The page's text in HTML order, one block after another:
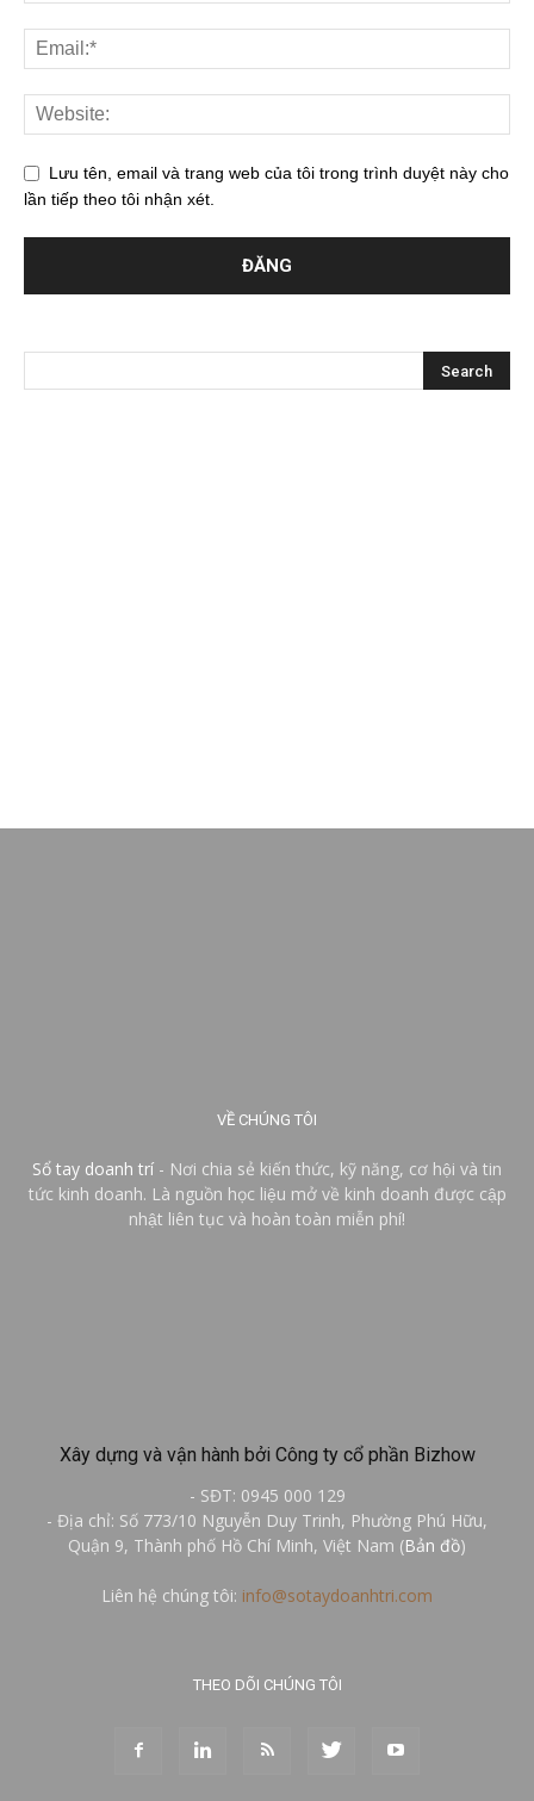
Lưu tên, email và trang web của tôi trong trình duyệt này cho
lần tiếp theo tôi nhận xét.
VỀ CHÚNG TÔI
Sổ tay doanh trí - Nơi chia sẻ kiến thức, kỹ năng, cơ hội và tin
tức kinh doanh. Là nguồn học liệu mở về kinh doanh được cập
nhật liên tục và hoàn toàn miễn phí!
Xây dựng và vận hành bởi Công ty cổ phần Bizhow
- SĐT: 0945 000 129
- Địa chỉ: Số 773/10 Nguyễn Duy Trinh, Phường Phú Hữu,
Quận 9, Thành phố Hồ Chí Minh, Việt Nam (Bản đồ)
Liên hệ chúng tôi: info@sotaydoanhtri.com
THEO DÕI CHÚNG TÔI